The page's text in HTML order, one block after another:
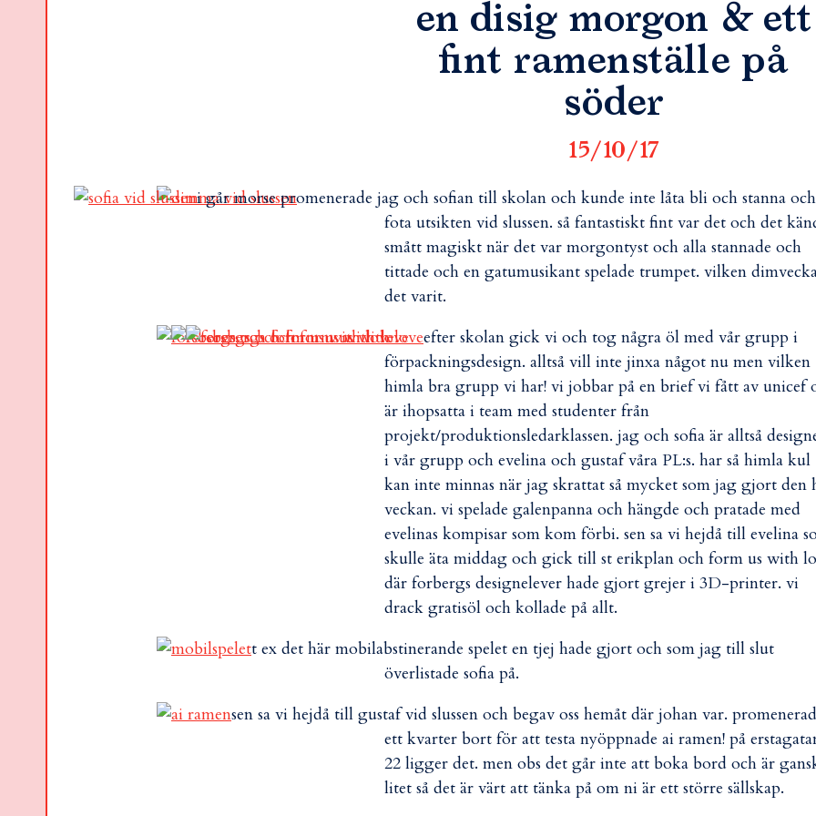
en disig morgon & ett
fint ramenställe på
söder
15/10/17
i går morse promenerade jag och sofian till skolan och kunde inte låta bli och stanna och
fota utsikten vid slussen. så fantastiskt fint var det och det
smått magiskt när det var morgontyst och alla stannade och
tittade och en gatumusikant spelade trumpet. vilken
det varit.
efter skolan gick vi och tog några öl med vår grupp i
förpackningsdesign. alltså vill inte jinxa något nu men vilken
himla bra grupp vi har! vi jobbar på en brief vi fått av unicef
är ihopsatta i team med studenter från
projekt/produktionsledarklassen. jag och sofia är alltså
i vår grupp och evelina och gustaf våra PL:s. har så himla kul
kan inte minnas när jag skrattat så mycket som jag gjort den
veckan. vi spelade galenpanna och hängde och pratade med
evelinas kompisar som kom förbi. sen sa vi hejdå till evelina
skulle äta middag och gick till st erikplan och form us with
där forbergs designelever hade gjort grejer i 3D-printer. vi
drack gratisöl och kollade på allt.
t ex det här mobilabstinerande spelet en tjej hade gjort och som jag till slut
överlistade sofia på.
sen sa vi hejdå till gustaf vid slussen och begav oss hemåt där johan var.
ett kvarter bort för att testa nyöppnade ai ramen! på
22 ligger det. men obs det går inte att boka bord och är
litet så det är värt att tänka på om ni är ett större sällskap.